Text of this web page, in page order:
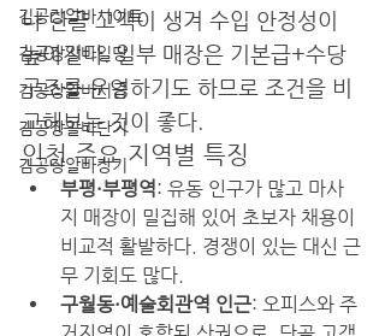
김공장알바사이트
김공장알바일당
김공장알바시급
김공장알바단기
김공장알바장기
나 단골 고객이 생겨 수입 안정성이
높아진다. 일부 매장은 기본급+수당
구조를 운영하기도 하므로 조건을 비
교해보는 것이 좋다.
인천 주요 지역별 특징
부평·부평역: 유동 인구가 많고 마사
지 매장이 밀집해 있어 초보자 채용이
비교적 활발하다. 경쟁이 있는 대신 근
무 기회도 많다.
구월동·예술회관역 인근: 오피스와 주